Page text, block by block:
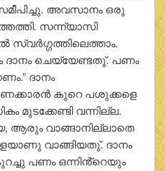
അവസാനം ഒരു
സന്ന്യാസി
സ്വര്‍ഗ്ഗത്തിലെത്താം.
ചെയ്യേണ്ടതു്. പണം
ദാനം
കുറെ പശുക്കളെ
മുടക്കേണ്ടി വന്നില്ല.
ആരും വാങ്ങാനില്ലാതെ
വാങ്ങിയതു്. ദാനം
പണം ഒന്നിൻ്റെയും